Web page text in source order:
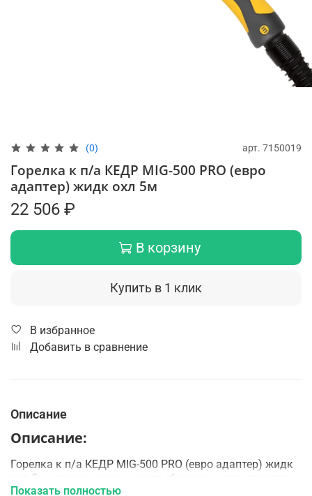
(0) арт. 7150019
Горелка к п/а КЕДР MIG-500 PRO (евро
адаптер) жидк охл 5м
22 506 ₽
В корзину
Купить в 1 клик
В избранное
Добавить в сравнение
Описание
Описание:
Горелка к п/а КЕДР MIG-500 PRO (евро адаптер) жидк
охл 5м - одна из самых востребованных горелок для
полуавтоматической сварки. Предназначена для
Показать полностью